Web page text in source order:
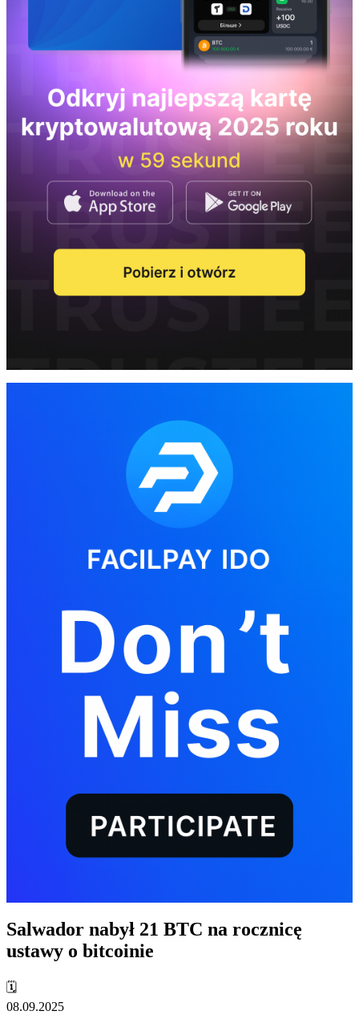
Salwador nabył 21 BTC na rocznicę
ustawy o bitcoinie
🗓️
08.09.2025